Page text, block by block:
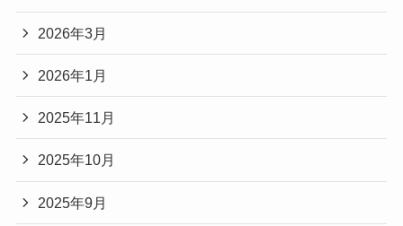
2026年3月
2026年1月
2025年11月
2025年10月
2025年9月